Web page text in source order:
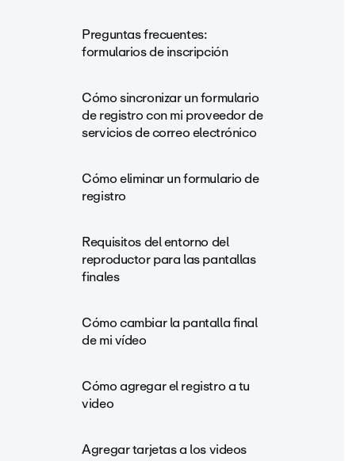
Preguntas frecuentes:
formularios de inscripción
Cómo sincronizar un formulario
de registro con mi proveedor de
servicios de correo electrónico
Cómo eliminar un formulario de
registro
Requisitos del entorno del
reproductor para las pantallas
finales
Cómo cambiar la pantalla final
de mi vídeo
Cómo agregar el registro a tu
video
Agregar tarjetas a los videos